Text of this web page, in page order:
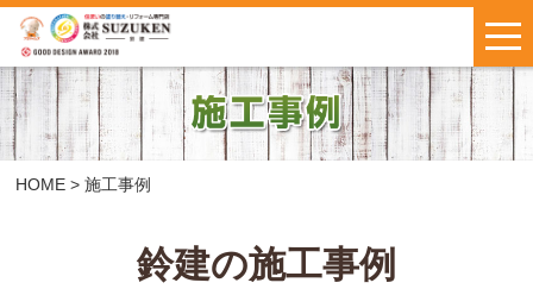
はじめての方へ
施工事例
お客様の声
料金について
HOME > 施工事例
鈴建の施工事例